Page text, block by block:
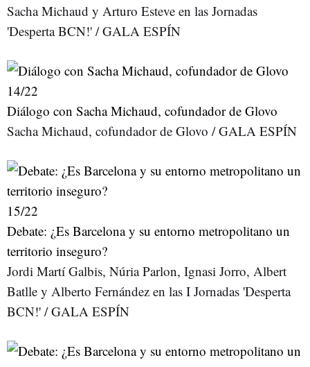
Sacha Michaud y Arturo Esteve en las Jornadas
'Desperta BCN!' / GALA ESPÍN
14/22
Diálogo con Sacha Michaud, cofundador de Glovo
Sacha Michaud, cofundador de Glovo / GALA ESPÍN
15/22
Debate: ¿Es Barcelona y su entorno metropolitano un
territorio inseguro?
Jordi Martí Galbis, Núria Parlon, Ignasi Jorro, Albert
Batlle y Alberto Fernández en las I Jornadas 'Desperta
BCN!' / GALA ESPÍN